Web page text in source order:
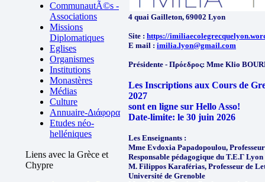
CommunautÃ©s -
Associations
Missions
Diplomatiques
Eglises
Organismes
Institutions
Monastères
Médias
Culture
Annuaire-Διάφορα
Etudes néo-
helléniques
Liens avec la Grèce et
Chypre
4 quai Gailleton, 69002 Lyon
Site : https://
E mail : imilia.lyon@gmail.com
Présidente - Πρόεδρος: Mme Klio
Les Inscriptions aux Cours de
2027
sont en ligne sur Hello Asso!
Date-limite: le 30 juin 2026
Les Enseignants :
Mme Evdoxia Papadopoulou,
Responsable pédagogique du Τ.Ε.Γ
M. Filippos Karaférias, Professeur de
Université de Grenoble